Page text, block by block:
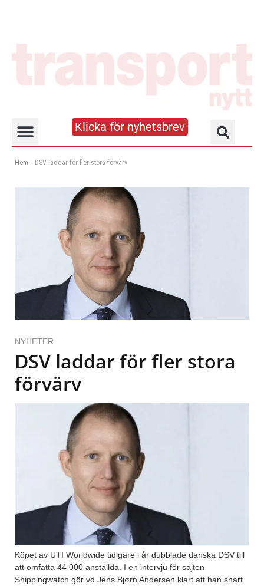
Klicka för nyhetsbrev
Hem » DSV laddar för fler stora förvärv
NYHETER
DSV laddar för fler stora
förvärv
Köpet av UTI Worldwide tidigare i år dubblade danska DSV till
att omfatta 44 000 anställda. I en intervju för sajten
Shippingwatch gör vd Jens Bjørn Andersen klart att han snart